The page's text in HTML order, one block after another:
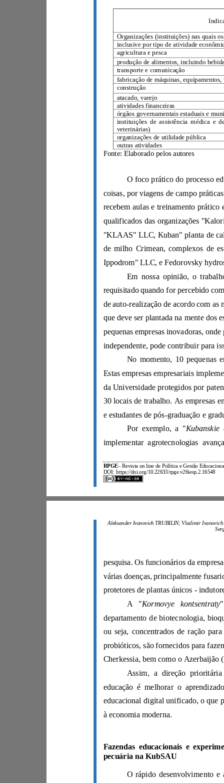
RPGE–
DOI: https://doi.org/10.22633/rpge.v26iesp.2.16548
agricultura e pesca
transporte e comunicação
construção
atacado, varejo
atividades financeiras
veterinárias)
organizações de utilidade pública
outras atividades
Fonte: Elaborado pelos autores
Por exemplo, a "
A " Kormovye kontsentraty
à economia moderna.
pecuária na KubSAU